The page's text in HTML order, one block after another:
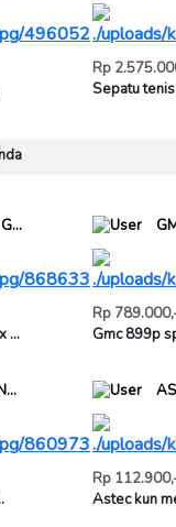
Rp
Sepatu
...
Rp
Gmc 899p
Rp
Astec kun